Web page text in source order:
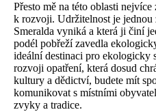
Přesto mě na této oblasti
k rozvoji. Udržitelnost je jednou
Smeralda vyniká a která ji činí
podél pobřeží zavedla
ideální destinaci pro
rozvoji opatření, která dosud
kultury a dědictví, budete mít
komunikovat s místními
zvyky a tradice.